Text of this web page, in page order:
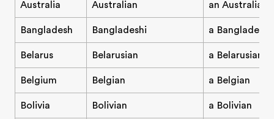
Australia Australian an Australian
Bangladesh Bangladeshi a Bangladeshi
Belarus Belarusian a Belarusian
Belgium Belgian a Belgian
Bolivia Bolivian a Bolivian